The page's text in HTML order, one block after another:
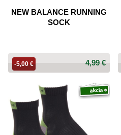
NEW BALANCE RUNNING
SOCK
4,99 €
-5,00 €